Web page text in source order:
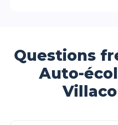
Questions
Auto-